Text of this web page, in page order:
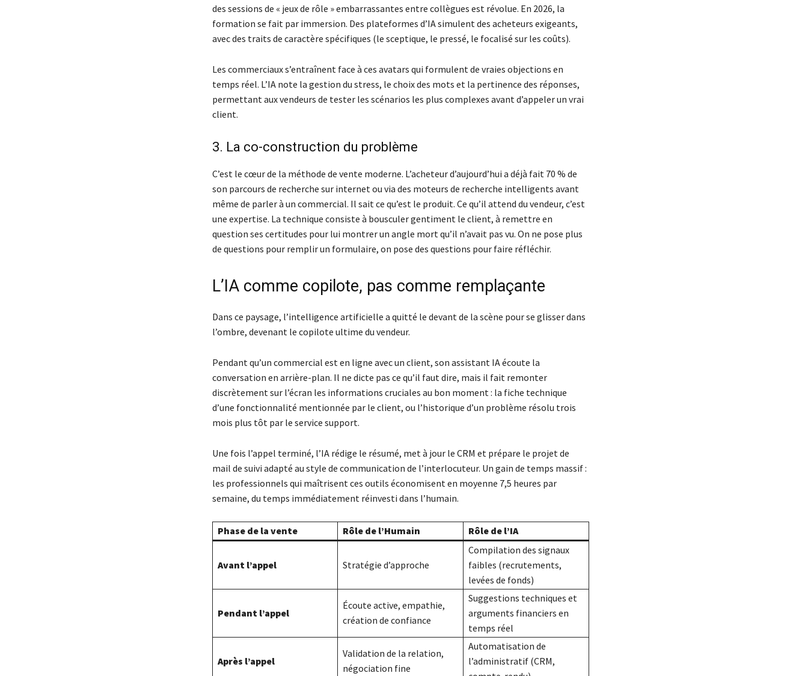
des sessions de « jeux de rôle » embarrassantes entre collègues est révolue. En 2026, la
formation se fait par immersion. Des plateformes d’IA simulent des acheteurs exigeants,
avec des traits de caractère spécifiques (le sceptique, le pressé, le focalisé sur les coûts).
Les commerciaux s’entraînent face à ces avatars qui formulent de vraies objections en
temps réel. L’IA note la gestion du stress, le choix des mots et la pertinence des réponses,
permettant aux vendeurs de tester les scénarios les plus complexes avant d’appeler un vrai
client.
3. La co-construction du problème
C’est le cœur de la méthode de vente moderne. L’acheteur d’aujourd’hui a déjà fait 70 % de
son parcours de recherche sur internet ou via des moteurs de recherche intelligents avant
même de parler à un commercial. Il sait ce qu’est le produit. Ce qu’il attend du vendeur, c’est
une expertise. La technique consiste à bousculer gentiment le client, à remettre en
question ses certitudes pour lui montrer un angle mort qu’il n’avait pas vu. On ne pose plus
de questions pour remplir un formulaire, on pose des questions pour faire réfléchir.
L’IA comme copilote, pas comme remplaçante
Dans ce paysage, l’intelligence artificielle a quitté le devant de la scène pour se glisser dans
l’ombre, devenant le copilote ultime du vendeur.
Pendant qu’un commercial est en ligne avec un client, son assistant IA écoute la
conversation en arrière-plan. Il ne dicte pas ce qu’il faut dire, mais il fait remonter
discrètement sur l’écran les informations cruciales au bon moment : la fiche technique
d’une fonctionnalité mentionnée par le client, ou l’historique d’un problème résolu trois
mois plus tôt par le service support.
Une fois l’appel terminé, l’IA rédige le résumé, met à jour le CRM et prépare le projet de
mail de suivi adapté au style de communication de l’interlocuteur. Un gain de temps massif :
les professionnels qui maîtrisent ces outils économisent en moyenne 7,5 heures par
semaine, du temps immédiatement réinvesti dans l’humain.
Phase de la vente Rôle de l’Humain Rôle de l’IA
Avant l’appel Stratégie d’approche
Compilation des signaux
faibles (recrutements,
levées de fonds)
Pendant l’appel
Écoute active, empathie,
création de confiance
Suggestions techniques et
arguments financiers en
temps réel
Après l’appel
Validation de la relation,
négociation fine
Automatisation de
l’administratif (CRM,